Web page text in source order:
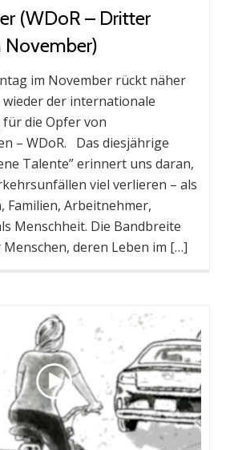
(WDoR – Dritter
November)
im November rückt näher
wieder der internationale
die Opfer von
– WDoR. Das diesjährige
Talente” erinnert uns daran,
viel verlieren – als
Familien, Arbeitnehmer,
Menschheit. Die Bandbreite
deren Leben im […]